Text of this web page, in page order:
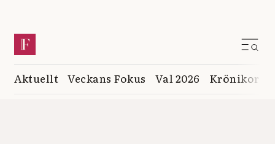
Aktuellt Veckans Fokus Val 2026 Krönikor